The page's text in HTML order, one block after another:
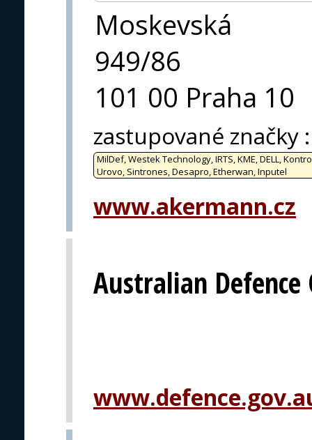
Moskevská
949/86
101 00 Praha 10
zastupované značky :
MilDef, Westek Technology, IRTS, KME, DELL,
Urovo, Sintrones, Desapro, Etherwan, Inputel
www.akermann.cz
Australian